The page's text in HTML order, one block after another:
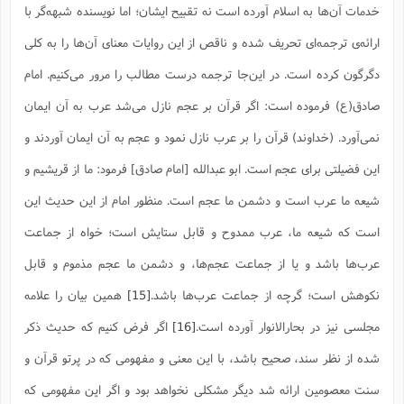
خدمات آن‌ها به اسلام آورده است نه تقبیح ایشان؛ اما نویسنده شبهه‌گر با
ارائه‌ی ترجمه‌ای تحریف شده و ناقص از این روایات معنای آن‌ها را به کلی
دگرگون کرده است. در این‌جا ترجمه درست مطالب را مرور می‌کنیم. امام
صادق(ع) فرموده است: اگر قرآن بر عجم نازل می‌شد عرب به آن ایمان
نمی‌آورد. (خداوند) قرآن را بر عرب نازل نمود و عجم به آن ایمان آوردند و
این فضیلتی برای عجم است. ابو عبدالله [امام صادق] فرمود: ما از قریشیم و
شیعه ما عرب است و دشمن ما عجم است. منظور امام از این حدیث این
است که شیعه ما، عرب ممدوح و قابل ستایش است؛ خواه از جماعت
عرب‌ها باشد و یا از جماعت عجم‌ها، و دشمن ما عجم مذموم و قابل
نکوهش است؛ گرچه از جماعت عرب‌ها باشد.[15]
همین بیان را علامه
مجلسی نیز در بحارالانوار آورده است.[16]
اگر فرض کنیم که حدیث ذکر
شده از نظر سند، صحیح باشد، با این معنی و مفهومی که در پرتو قرآن و
سنت معصومین ارائه شد دیگر مشکلی نخواهد بود و اگر این مفهومی که